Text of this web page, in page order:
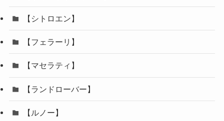
【シトロエン】
【フェラーリ】
【マセラティ】
【ランドローバー】
【ルノー】